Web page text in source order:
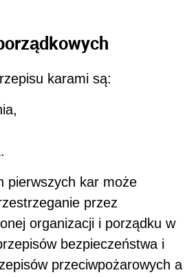
karami są:
.
pierwszych kar może
przez
organizacji i porządku w
bezpieczeństwa i
przeciwpożarowych a